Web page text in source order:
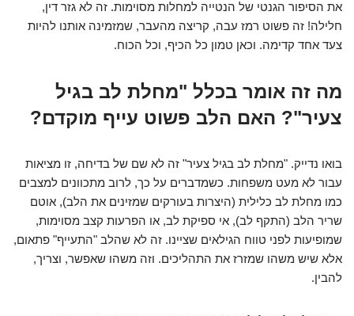
את הסיפור הגנטי של הנטייה למחלות מסוימות. זה לא גזר דין,
חלילה! זה פשוט רמז עבה, קריצה מהעבר, שמזמינה אותנו להיות
צעד אחד קדימה. וכאן טמון כל הכיף, וכל הכוח.
מה זה אומר בכלל "מחלת לב בגיל
צעיר"? האם הלב פשוט עייף מוקדם?
בואו נדייק. "מחלת לב בגיל צעיר" זה לא שם של בדיחה, זו מציאות
עבור לא מעט משפחות. כשמדברים על כך, לרוב מתכוונים למצבים
כמו מחלת לב כלילית (היצרות בעורקים שמזינים את הלב), אוטם
שריר הלב (התקף לב), אי ספיקת לב, או הפרעות קצב מסוימות,
שמופיעות לפני טווח הגילאים שציינו. זה לא שהלב "התעייף" פתאום,
אלא שיש משהו שמזרז את התהליכים. וזה משהו שאפשר, וצריך,
להבין.